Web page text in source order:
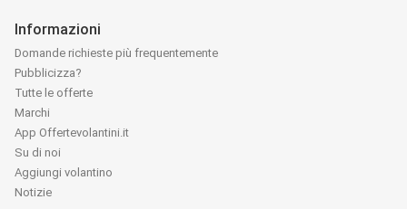
Informazioni
Domande richieste più frequentemente
Pubblicizza?
Tutte le offerte
Marchi
App Offertevolantini.it
Su di noi
Aggiungi volantino
Notizie